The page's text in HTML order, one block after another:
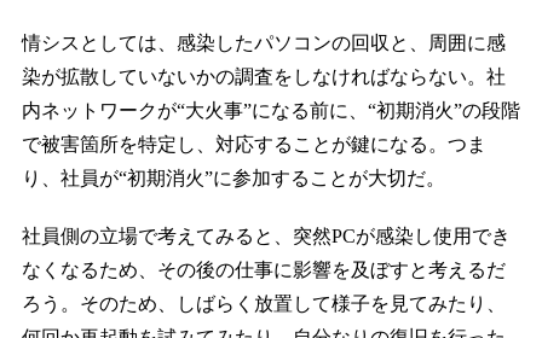
情シスとしては、感染したパソコンの回収と、周囲に感
染が拡散していないかの調査をしなければならない。社
内ネットワークが“大火事”になる前に、“初期消火”の段階
で被害箇所を特定し、対応することが鍵になる。つま
り、社員が“初期消火”に参加することが大切だ。
社員側の立場で考えてみると、突然PCが感染し使用でき
なくなるため、その後の仕事に影響を及ぼすと考えるだ
ろう。そのため、しばらく放置して様子を見てみたり、